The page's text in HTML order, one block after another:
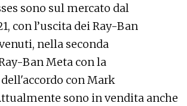
sono sul mercato dal
con l’uscita dei Ray-Ban
nella seconda
Ban Meta con la
con Mark
sono in vendita anche